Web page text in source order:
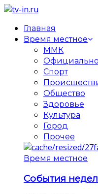
Главная
Время местное
ММК
Официально
Спорт
Общество
Здоровье
Культура
Город
Прочее
Время местное
События